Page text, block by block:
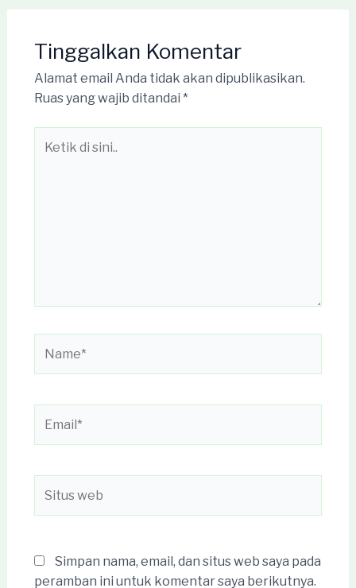
Tinggalkan Komentar
Alamat email Anda tidak akan dipublikasikan.
Ruas yang wajib ditandai *
web
Simpan nama, email, dan situs web saya pada
peramban ini untuk komentar saya berikutnya.